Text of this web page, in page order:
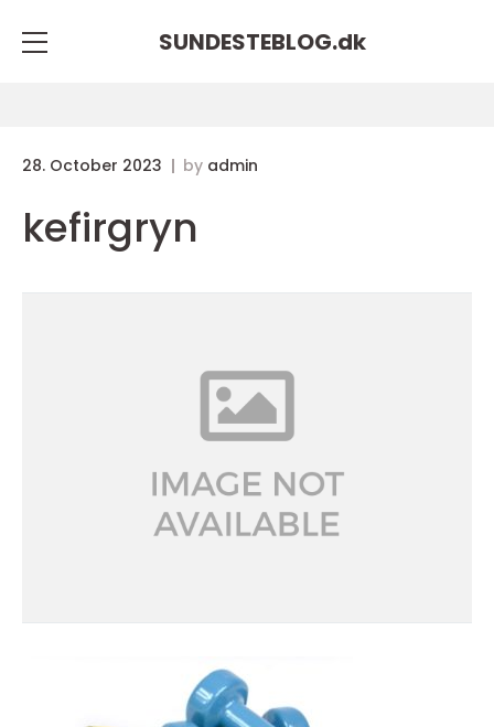
SUNDESTEBLOG.dk
28. October 2023 by admin
kefirgryn